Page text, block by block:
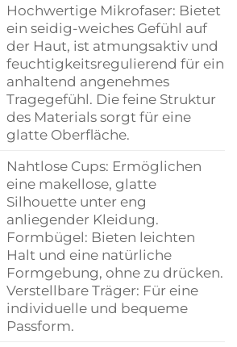
Hochwertige Mikrofaser: Bietet
ein seidig-weiches Gefühl auf
der Haut, ist atmungsaktiv und
feuchtigkeitsregulierend für ein
anhaltend angenehmes
Tragegefühl. Die feine Struktur
des Materials sorgt für eine
glatte Oberfläche.
Nahtlose Cups: Ermöglichen
eine makellose, glatte
Silhouette unter eng
anliegender Kleidung.
Formbügel: Bieten leichten
Halt und eine natürliche
Formgebung, ohne zu drücken.
Verstellbare Träger: Für eine
individuelle und bequeme
Passform.